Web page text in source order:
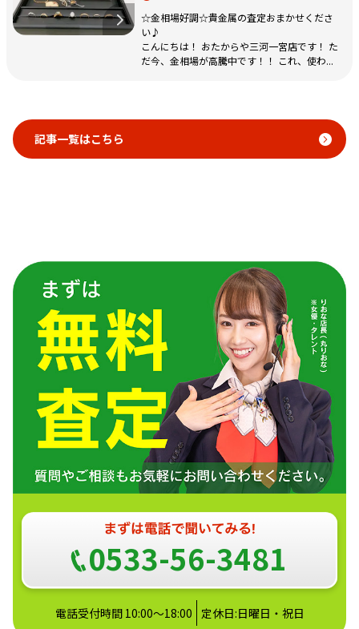
☆金相場好調☆貴金属の査定おまかせくださ
い♪
こんにちは！ おたからや三河一宮店です！ た
だ今、金相場が高騰中です！！ これ、使わ...
記事一覧はこちら
0533-56-3481
電話受付時間 10:00～18:00 定休日:日曜日・祝日